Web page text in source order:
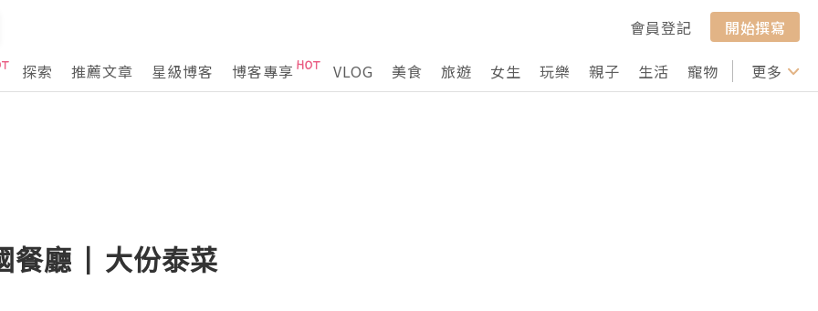
會員登記
開始撰寫
探索
推薦文章 星級博客 博客專享 VLOG 美食 旅遊 女生 玩樂 親子 生活 寵物 行山 打卡
更多
餐廳 | 大份泰菜